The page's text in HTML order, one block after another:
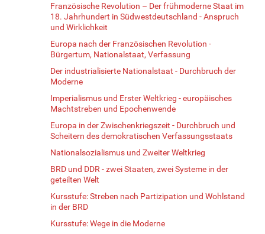
Französische Revolution – Der frühmoderne Staat im
18. Jahrhundert in Südwestdeutschland - Anspruch
und Wirklichkeit
Europa nach der Französischen Revolution -
Bürgertum, Nationalstaat, Verfassung
Der industrialisierte Nationalstaat - Durchbruch der
Moderne
Imperialismus und Erster Weltkrieg - europäisches
Machtstreben und Epochenwende
Europa in der Zwischenkriegszeit - Durchbruch und
Scheitern des demokratischen Verfassungsstaats
Nationalsozialismus und Zweiter Weltkrieg
BRD und DDR - zwei Staaten, zwei Systeme in der
geteilten Welt
Kursstufe: Streben nach Partizipation und Wohlstand
in der BRD
Kursstufe: Wege in die Moderne